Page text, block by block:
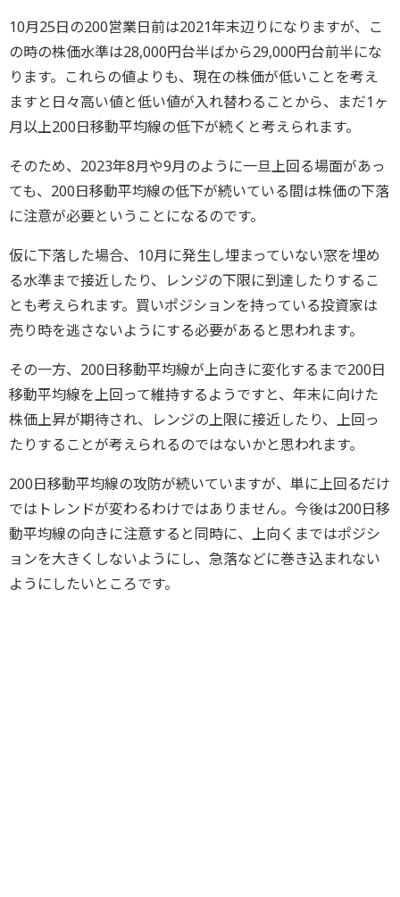
10月25日の200営業日前は2021年末辺りになりますが、こ
の時の株価水準は28,000円台半ばから29,000円台前半にな
ります。これらの値よりも、現在の株価が低いことを考え
ますと日々高い値と低い値が入れ替わることから、まだ1ヶ
月以上200日移動平均線の低下が続くと考えられます。
そのため、2023年8月や9月のように一旦上回る場面があっ
ても、200日移動平均線の低下が続いている間は株価の下落
に注意が必要ということになるのです。
仮に下落した場合、10月に発生し埋まっていない窓を埋め
る水準まで接近したり、レンジの下限に到達したりするこ
とも考えられます。買いポジションを持っている投資家は
売り時を逃さないようにする必要があると思われます。
その一方、200日移動平均線が上向きに変化するまで200日
移動平均線を上回って維持するようですと、年末に向けた
株価上昇が期待され、レンジの上限に接近したり、上回っ
たりすることが考えられるのではないかと思われます。
200日移動平均線の攻防が続いていますが、単に上回るだけ
ではトレンドが変わるわけではありません。今後は200日移
動平均線の向きに注意すると同時に、上向くまではポジシ
ョンを大きくしないようにし、急落などに巻き込まれない
ようにしたいところです。